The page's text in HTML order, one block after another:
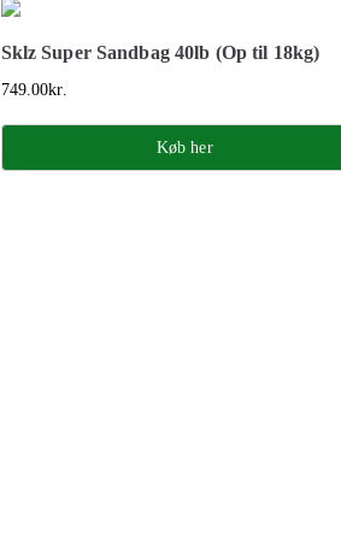
Sklz Super Sandbag 40lb (Op til 18kg)
749.00kr.
Køb her